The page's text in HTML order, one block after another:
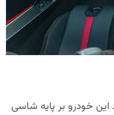
این خودرو بر پایه شاسی